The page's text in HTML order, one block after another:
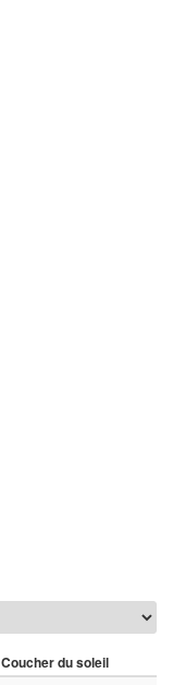
Coucher du soleil